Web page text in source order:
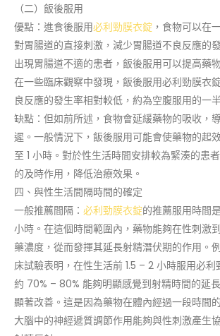
（二）飯後服用
優點：進食後服用必利勁膜衣錠 ，食物可以在
對胃腸道的直接刺激，減少胃腸道不良反應的
出現胃腸道不適的患者，飯後服用可以提高藥
在一些臨床觀察中發現，飯後服用必利勁膜衣
良反應的發生率相對較低，約為空腹服用的一
缺點：但如前所述，食物會延緩藥物的吸收，
遲。一般情況下，飯後服用可能會使藥物的起
至 1 小時。對於性生活時間安排較為緊湊的患
的及時作用，降低治療效果。
四、與性生活間隔時間的確定
一般推薦間隔： 必利勁膜衣錠的推薦服用時間
小時。在這個時間範圍內，藥物能夠在性刺激
藥濃度，從而發揮其延長射精潛伏期的作用。
床試驗表明，在性生活前 1.5 – 2 小時服用必利
約 70% – 80% 能夠明顯感覺到射精時間的延
顯著改善。這是因為藥物在體內經過一段時間
大腦中的神經遞質調節作用能夠與性刺激產生